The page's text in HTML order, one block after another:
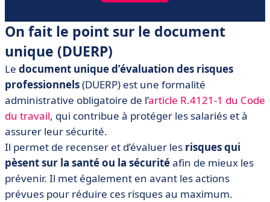
On fait le point sur le document
unique (DUERP)
Le document unique d’évaluation des risques
professionnels(DUERP) est une formalité
administrative obligatoire de l’article R.4121-1 du Code
du travail, qui contribue à protéger les salariés et à
assurer leur sécurité.
Il permet de recenser et d’évaluer les risques qui
pèsent sur la santé ou la sécuritéafin de mieux les
prévenir. Il met également en avant les actions
prévues pour réduire ces risques au maximum.